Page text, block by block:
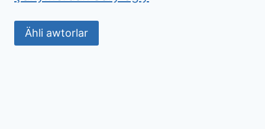
Ähli awtorlar